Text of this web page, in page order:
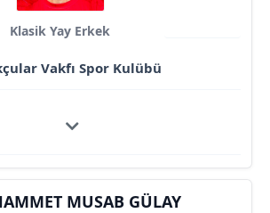
Klasik Yay Erkek
Vakfı Spor Kulübü
MUSAB GÜLAY